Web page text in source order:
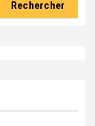
Rechercher